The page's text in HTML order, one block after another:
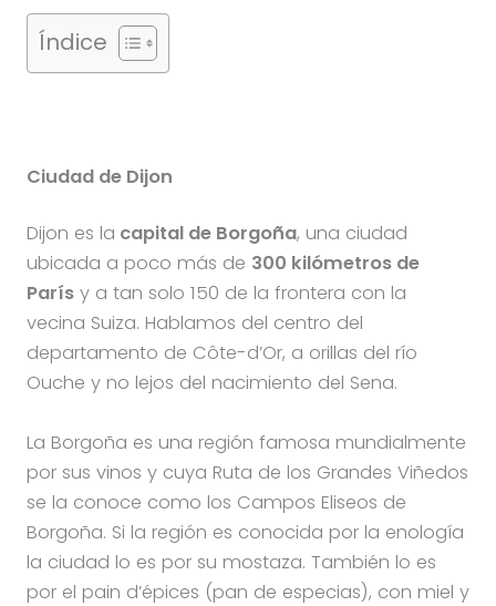
Índice
Ciudad de Dijon
Dijon es la capital de Borgoña, una ciudad
ubicada a poco más de 300 kilómetros de
Parísy a tan solo 150 de la frontera con la
vecina Suiza. Hablamos del centro del
departamento de Côte-d’Or, a orillas del río
Ouche y no lejos del nacimiento del Sena.
La Borgoña es una región famosa mundialmente
por sus vinos y cuya Ruta de los Grandes Viñedos
se la conoce como los Campos Eliseos de
Borgoña. Si la región es conocida por la enología
la ciudad lo es por su mostaza. También lo es
por el pain d’épices (pan de especias), con miel y